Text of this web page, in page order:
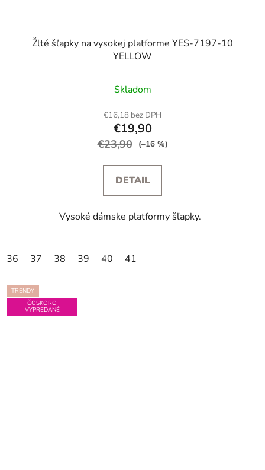
Žlté šľapky na vysokej platforme YES-7197-10
YELLOW
Skladom
€16,18 bez DPH
€19,90
€23,90 (–16 %)
DETAIL
Vysoké dámske platformy šľapky.
36 37 38 39 40 41
TRENDY
ČOSKORO
VYPREDANÉ